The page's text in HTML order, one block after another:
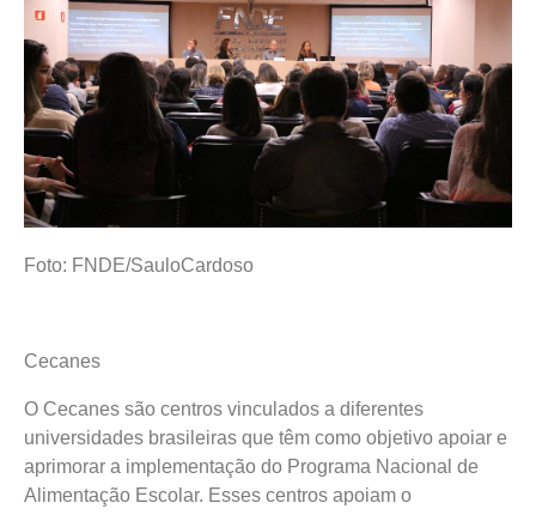
Foto: FNDE/SauloCardoso
Cecanes
O Cecanes são centros vinculados a diferentes
universidades brasileiras que têm como objetivo apoiar e
aprimorar a implementação do Programa Nacional de
Alimentação Escolar. Esses centros apoiam o